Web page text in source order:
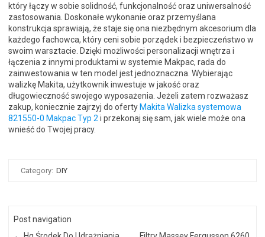
który łączy w sobie solidność, funkcjonalność oraz uniwersalność
zastosowania. Doskonałe wykonanie oraz przemyślana
konstrukcja sprawiają, że staje się ona niezbędnym akcesorium dla
każdego fachowca, który ceni sobie porządek i bezpieczeństwo w
swoim warsztacie. Dzięki możliwości personalizacji wnętrza i
łączenia z innymi produktami w systemie Makpac, rada do
zainwestowania w ten model jest jednoznaczna. Wybierając
walizkę Makita, użytkownik inwestuje w jakość oraz
długowieczność swojego wyposażenia. Jeżeli zatem rozważasz
zakup, koniecznie zajrzyj do oferty Makita Walizka systemowa
821550-0 Makpac Typ 2 i przekonaj się sam, jak wiele może ona
wnieść do Twojej pracy.
Category: DIY
Post navigation